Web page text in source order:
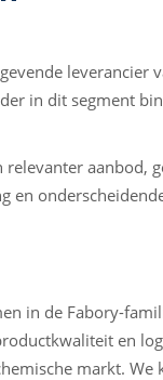
leverancier
in dit segment
aanbod,
en
in de Fabory-
en
markt. We